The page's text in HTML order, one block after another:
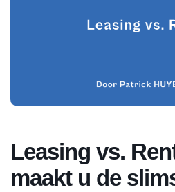
Leasing vs.
maakt u de